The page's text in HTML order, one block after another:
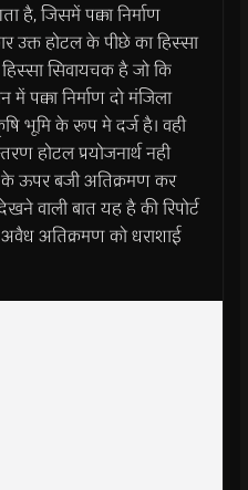
है, जिसमें पक्का निर्माण
उक्त होटल के पीछे का हिस्सा
सिवायचक है जो कि
में पक्का निर्माण दो मंजिला
भूमि के रूप मे दर्ज है। वही
होटल प्रयोजनार्थ नही
के ऊपर बजी अतिक्रमण कर
वाली बात यह है की रिपोर्ट
अतिक्रमण को धराशाई